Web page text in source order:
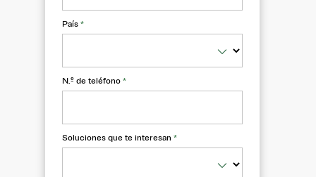
País *
N.º de teléfono *
Soluciones que te interesan *